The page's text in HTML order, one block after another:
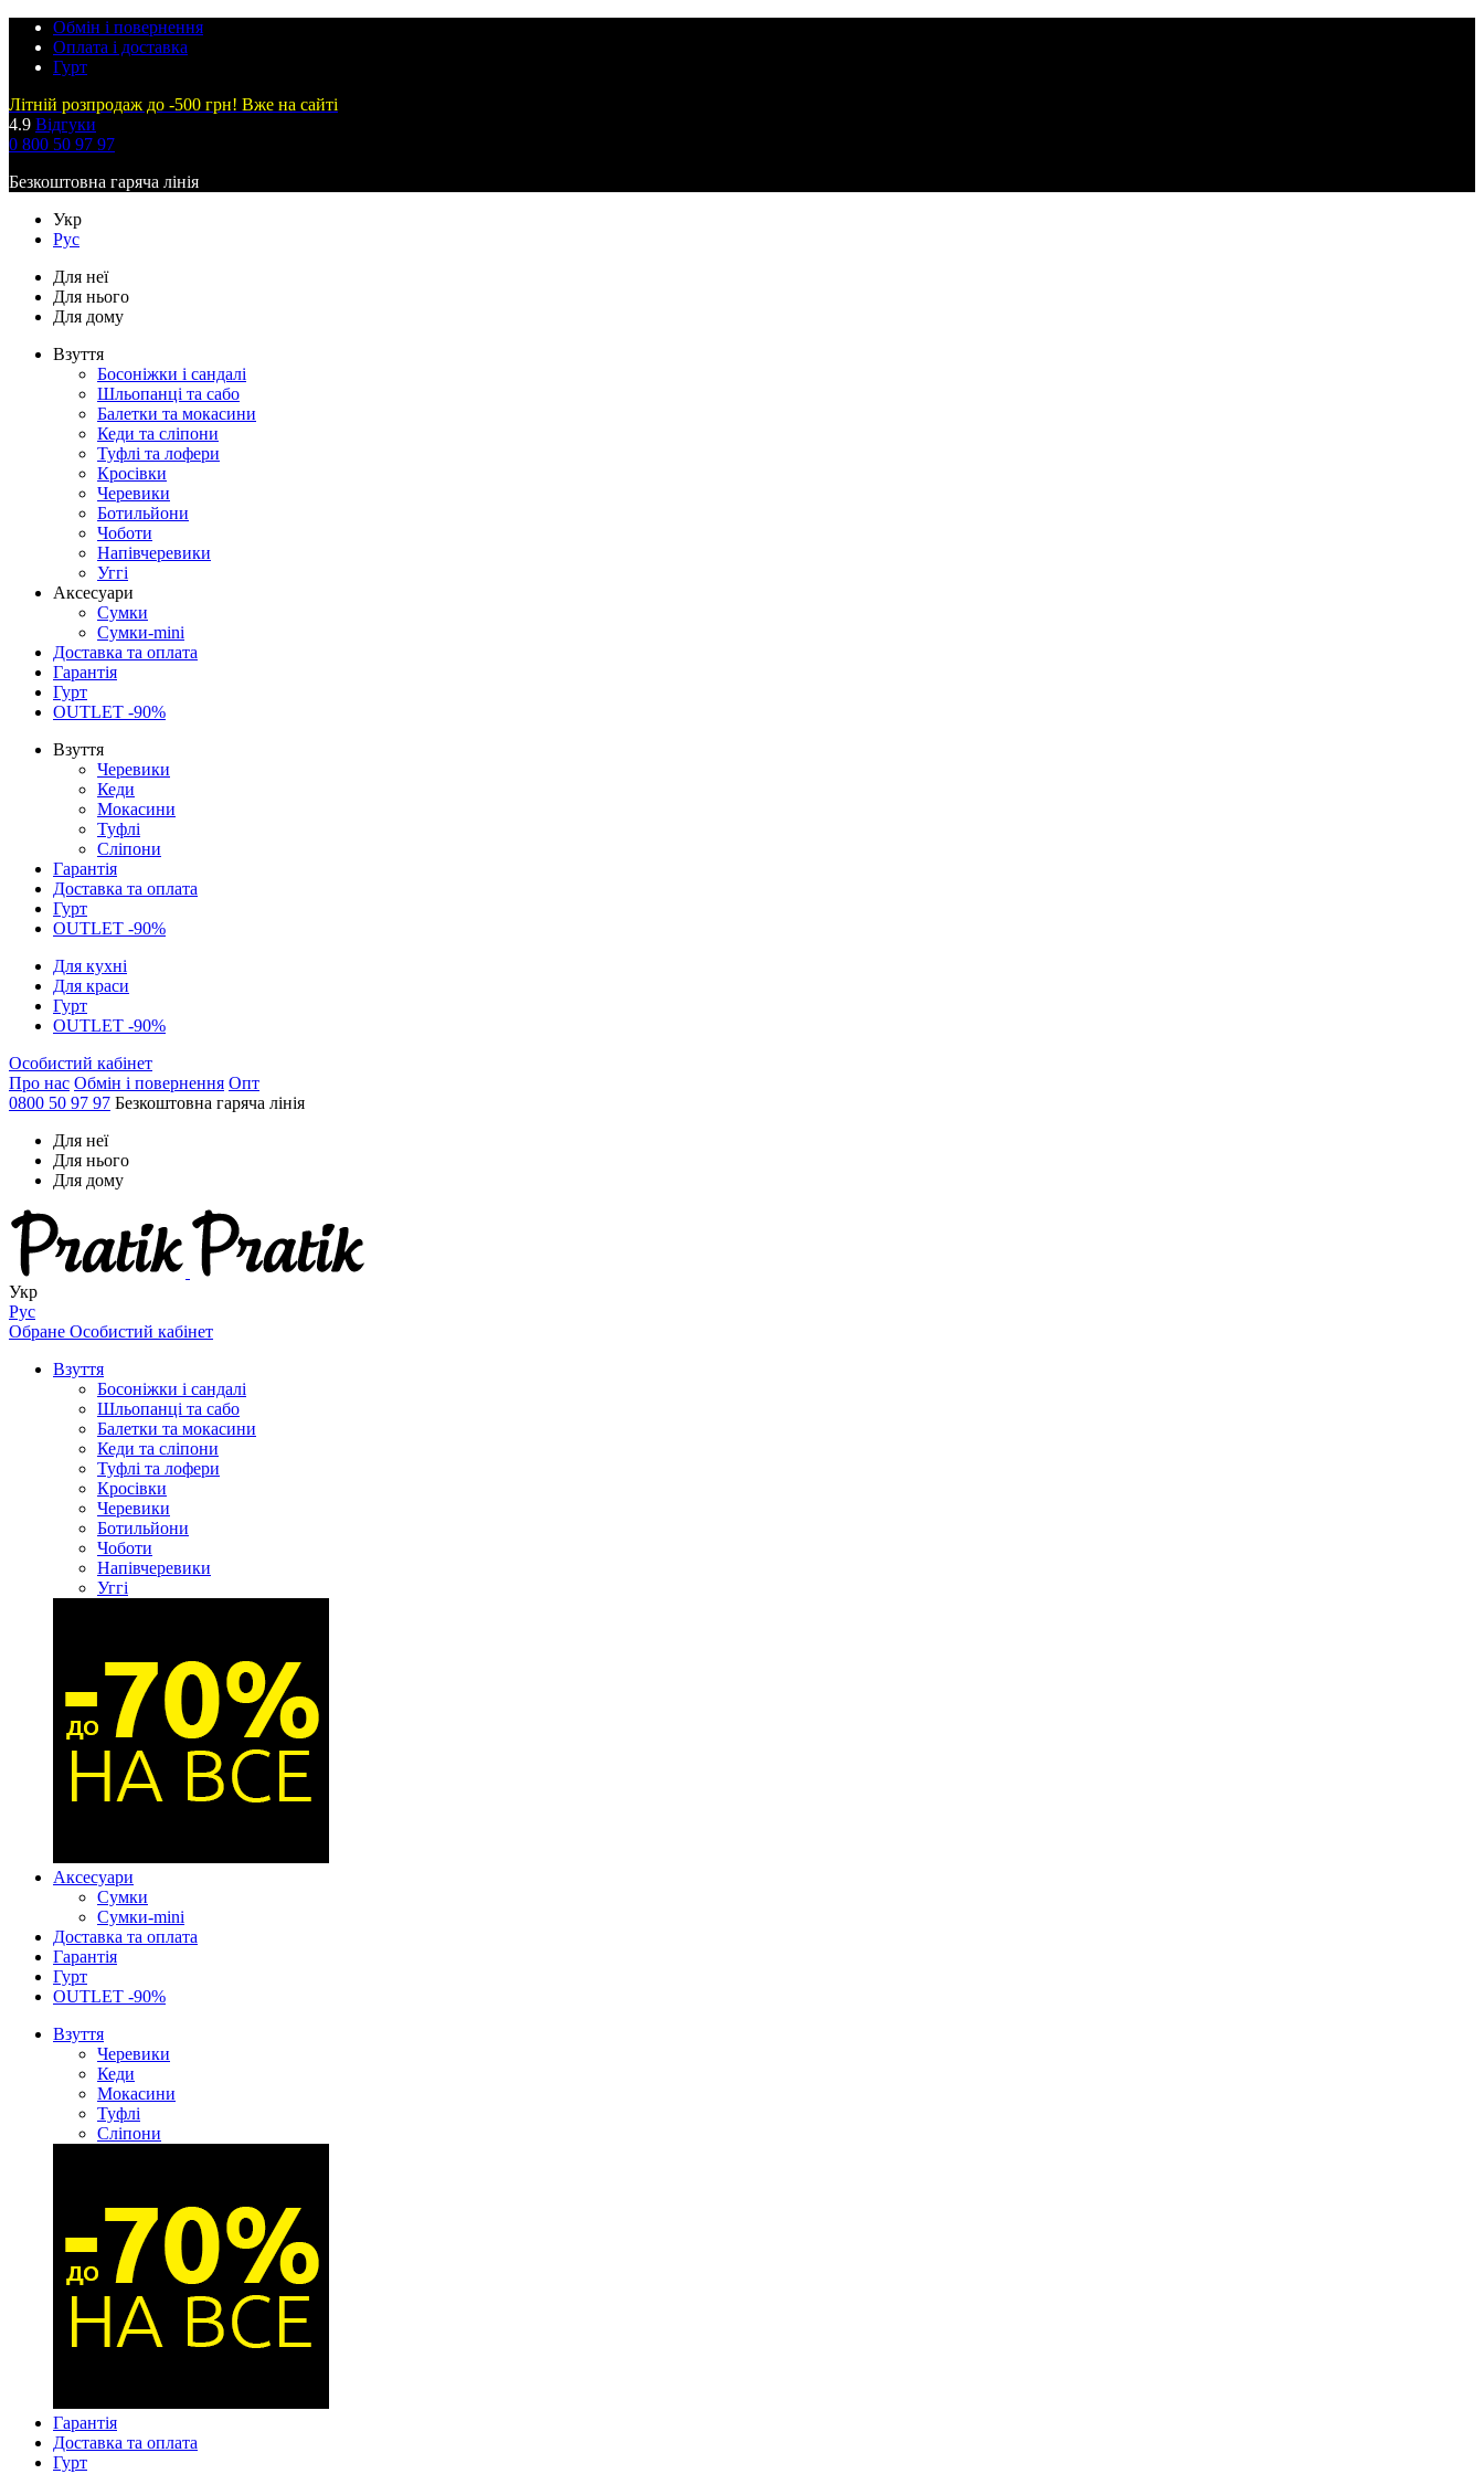
Обмін і повернення
Оплата і доставка
Гурт
Літній розпродаж до -500 грн! Вже на сайті
4.9 Відгуки
0 800 50 97 97
Безкоштовна гаряча лінія
Укр
Рус
Для неї
Для нього
Для дому
Взуття
Босоніжки і сандалі
Шльопанці та сабо
Балетки та мокасини
Кеди та сліпони
Туфлі та лофери
Кросівки
Черевики
Ботильйони
Чоботи
Напівчеревики
Уггі
Аксесуари
Сумки
Сумки-mini
Доставка та оплата
Гарантія
Гурт
OUTLET -90%
Взуття
Черевики
Кеди
Мокасини
Туфлі
Сліпони
Гарантія
Доставка та оплата
Гурт
OUTLET -90%
Для кухні
Для краси
Гурт
OUTLET -90%
Особистий кабінет
Про нас Обмін і повернення Опт
0800 50 97 97 Безкоштовна гаряча лінія
Для неї
Для нього
Для дому
Укр
Рус
Обране Особистий кабінет
Взуття
Босоніжки і сандалі
Шльопанці та сабо
Балетки та мокасини
Кеди та сліпони
Туфлі та лофери
Кросівки
Черевики
Ботильйони
Чоботи
Напівчеревики
Уггі
Аксесуари
Сумки
Сумки-mini
Доставка та оплата
Гарантія
Гурт
OUTLET -90%
Взуття
Черевики
Кеди
Мокасини
Туфлі
Сліпони
Гарантія
Доставка та оплата
Гурт